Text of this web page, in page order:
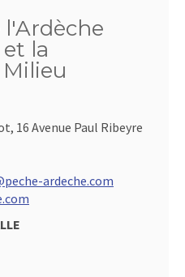
la
16 Avenue Paul Ribeyre
ardeche.com